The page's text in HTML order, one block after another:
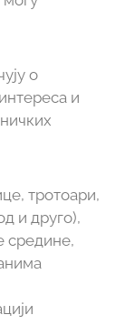
о
и
тротоари,
и друго),
средине,